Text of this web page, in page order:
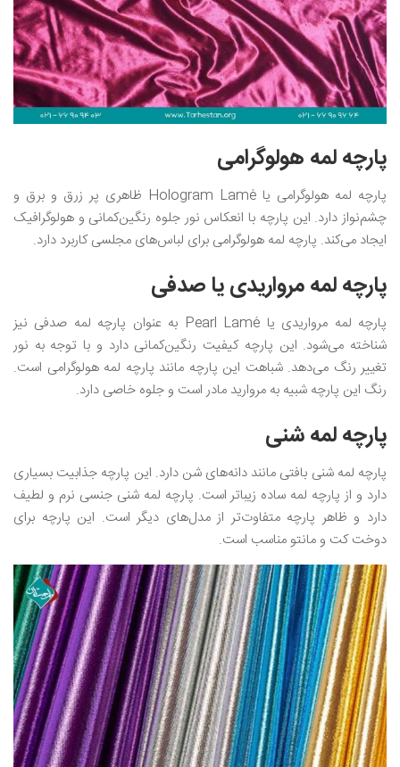
پارچه لمه هولوگرامی
پارچه لمه هولوگرامی یا Hologram Lamé ظاهری پر زرق و برق و
چشم‌نواز دارد. این پارچه با انعکاس نور جلوه رنگین‌کمانی و هولوگرافیک
ایجاد می‌کند. پارچه لمه هولوگرامی برای لباس‌های مجلسی کاربرد دارد.
پارچه لمه مرواریدی یا صدفی
پارچه لمه مرواریدی یا Pearl Lamé به عنوان پارچه لمه صدفی نیز
شناخته می‌شود. این پارچه کیفیت رنگین‌کمانی دارد و با توجه به نور
تغییر رنگ می‌دهد. شباهت این پارچه مانند پارچه لمه هولوگرامی است.
رنگ این پارچه شبیه به مروارید مادر است و جلوه خاصی دارد.
پارچه لمه شنی
پارچه لمه شنی بافتی مانند دانه‌های شن دارد. این پارچه جذابیت بسیاری
دارد و از پارچه لمه ساده زیباتر است. پارچه لمه شنی جنسی نرم و لطیف
دارد و ظاهر پارچه متفاوت‌تر از مدل‌های دیگر است. این پارچه برای
دوخت کت و مانتو مناسب است.